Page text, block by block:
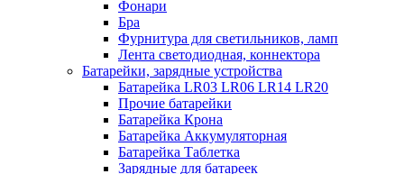
Фонари
Бра
Фурнитура для светильников, ламп
Лента светодиодная, коннектора
Батарейки, зарядные устройства
Батарейка LR03 LR06 LR14 LR20
Прочие батарейки
Батарейка Крона
Батарейка Аккумуляторная
Батарейка Таблетка
Зарядные для батареек